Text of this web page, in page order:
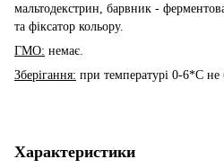
мальтодекстрин, барвник -
та фіксатор кольору.
ГМО: немає.
Зберігання: при температурі 0-6*С не
Характеристики